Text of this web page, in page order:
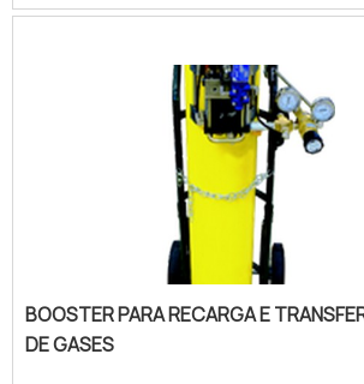
esfera, agulha, retenção,
equipamentos sub-sea, como
atuadas e
BÁSICAS SOBRE O PRODUTOA
agulha é revestido em aço inox com
BOOSTER PARA RECARGA E
DE GASES